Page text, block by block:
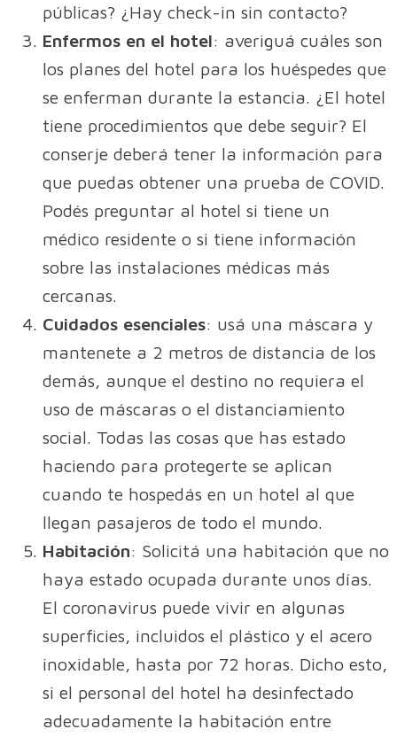
públicas? ¿Hay check-in sin contacto?
Enfermos en el hotel: averiguá cuáles son
los planes del hotel para los huéspedes que
se enferman durante la estancia. ¿El hotel
tiene procedimientos que debe seguir? El
conserje deberá tener la información para
que puedas obtener una prueba de COVID.
Podés preguntar al hotel si tiene un
médico residente o si tiene información
sobre las instalaciones médicas más
cercanas.
Cuidados esenciales: usá una máscara y
mantenete a 2 metros de distancia de los
demás, aunque el destino no requiera el
uso de máscaras o el distanciamiento
social. Todas las cosas que has estado
haciendo para protegerte se aplican
cuando te hospedás en un hotel al que
llegan pasajeros de todo el mundo.
Habitación: Solicitá una habitación que no
haya estado ocupada durante unos días.
El coronavirus puede vivir en algunas
superficies, incluidos el plástico y el acero
inoxidable, hasta por 72 horas. Dicho esto,
si el personal del hotel ha desinfectado
adecuadamente la habitación entre